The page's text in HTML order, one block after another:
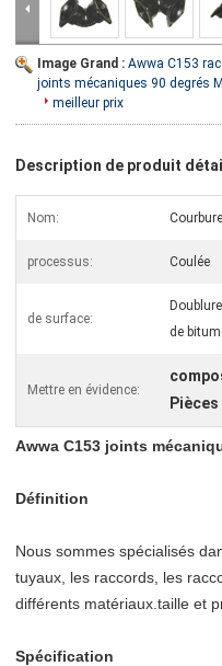
Image Grand : Awwa C153
joints mécaniques 90 degrés
meilleur prix
Description de produit
Nom:
processus: Coulée
de surface:
de
Mettre en évidence:
Awwa C153 joints
Définition
Nous sommes spécialisés
tuyaux, les raccords, les
différents matériaux.taille et
Spécification